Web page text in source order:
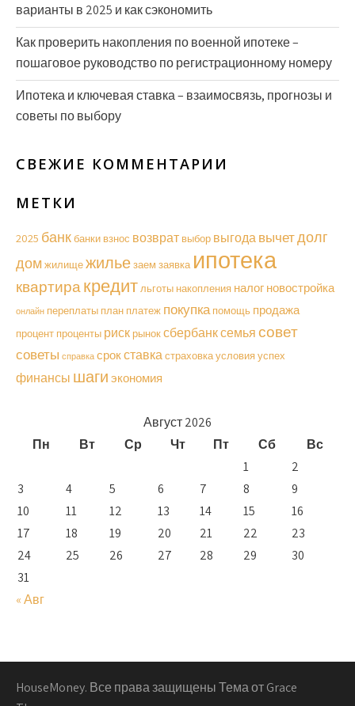
варианты в 2025 и как сэкономить
Как проверить накопления по военной ипотеке –
пошаговое руководство по регистрационному номеру
Ипотека и ключевая ставка – взаимосвязь, прогнозы и
советы по выбору
СВЕЖИЕ КОММЕНТАРИИ
МЕТКИ
2025 банкбанки взнос возврат выбор выгодавычетдолг
домжилищежильезаем заявка ипотека
квартиракредитльготы накопления налог новостройка
онлайн переплаты план платеж покупка помощь продажа
процент проценты рискрыноксбербанксемьясовет
советы справка срокставкастраховкаусловияуспех
финансы шаги экономия
Август 2026
Пн
Вт Ср Чт Пт Сб
Вс
1
2
3
4 5 6 7 8
9
10
11 12 13 14 15
16
17
18 19 20 21 22
23
24
25 26 27 28 29
30
31
« Авг
HouseMoney. Все права защищены Тема от Grace